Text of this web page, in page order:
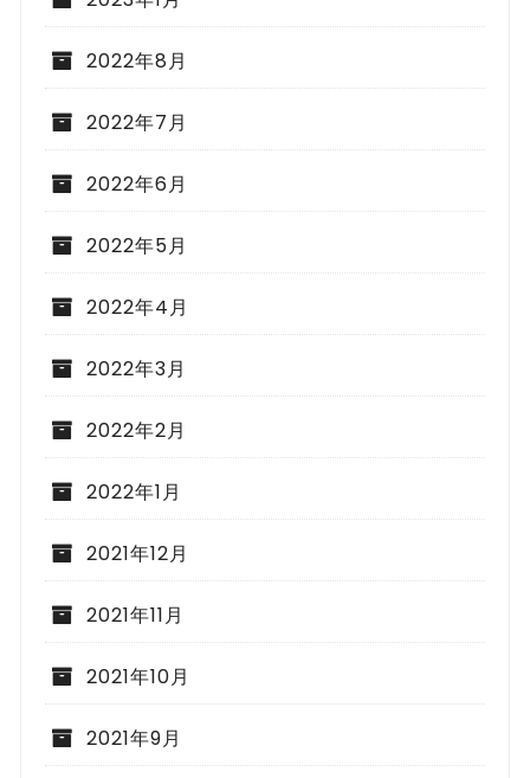
2022年8月
2022年7月
2022年6月
2022年5月
2022年4月
2022年3月
2022年2月
2022年1月
2021年12月
2021年11月
2021年10月
2021年9月